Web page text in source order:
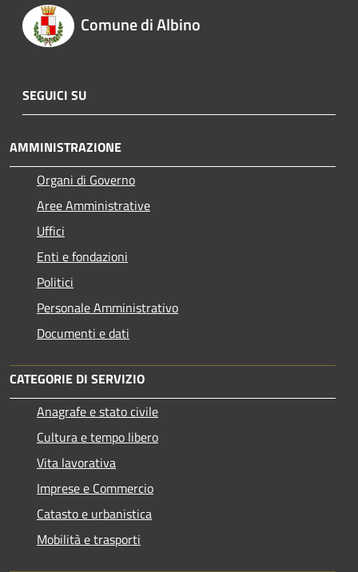
Comune di Albino
SEGUICI SU
AMMINISTRAZIONE
Organi di Governo
Aree Amministrative
Uffici
Enti e fondazioni
Politici
Personale Amministrativo
Documenti e dati
CATEGORIE DI SERVIZIO
Anagrafe e stato civile
Cultura e tempo libero
Vita lavorativa
Imprese e Commercio
Catasto e urbanistica
Mobilità e trasporti